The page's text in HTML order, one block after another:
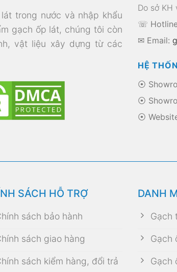
trong nước và nhập khẩu
gạch ốp lát, chúng tôi còn
vật liệu xây dựng từ các
Do sở
☏
✉ Email:
HỆ
⦿
⦿
⦿
SÁCH HỖ TRỢ
sách bảo hành
sách giao hàng
sách kiểm hàng, đổi trả
DANH
Gạch
Gạch
Gạch